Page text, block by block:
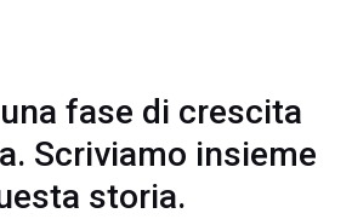
fase di crescita
Scriviamo insieme
storia.